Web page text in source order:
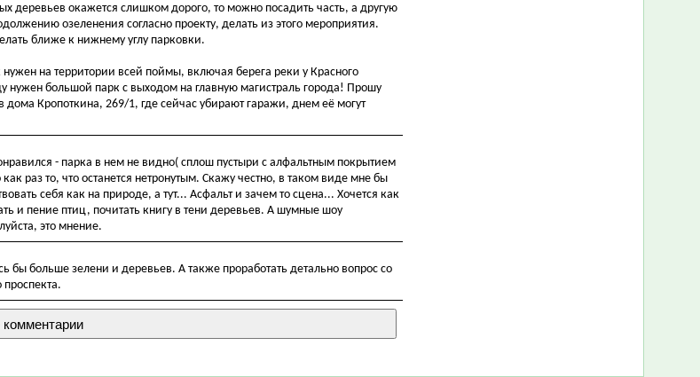
деревьев окажется слишком дорого, то можно посадить часть, а другую
озеленения согласно проекту, делать из этого мероприятия.
ближе к нижнему углу парковки.
на территории всей поймы, включая берега реки у Красного
нужен большой парк с выходом на главную магистраль города! Прошу
Кропоткина, 269/1, где сейчас убирают гаражи, днем её могут
- парка в нем не видно( сплош пустыри с алфальтным покрытием
раз то, что останется нетронутым. Скажу честно, в таком виде мне бы
себя как на природе, а тут... Асфальт и зачем то сцена... Хочется как
и пение птиц, почитать книгу в тени деревьев. А шумные шоу
это мнение.
бы больше зелени и деревьев. А также проработать детально вопрос со